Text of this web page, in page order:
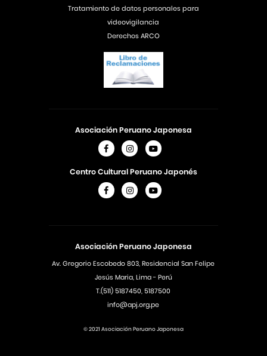
Asociación Peruano Japonesa
Av. Gregorio Escobedo 803, Residencial San Felipe
Jesús Maria, Lima - Perú
T.(511) 5187450, 5187500
info@apj.org.pe
Asociación Peruano Japonesa
Centro Cultural Peruano Japonés
Tratamiento de datos personales para
videovigilancia
Derechos ARCO
© 2021 Asociación Peruano Japonesa